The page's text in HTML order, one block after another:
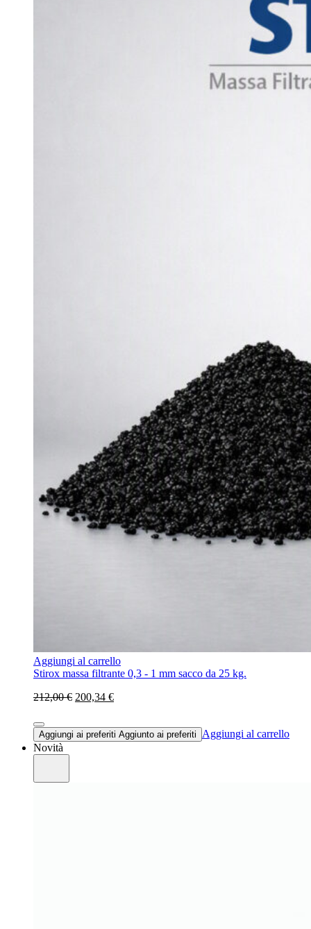
Aggiungi al carrello
Stirox massa filtrante 0,3 - 1 mm sacco da 25 kg.
212,00 € 200,34 €
Aggiungi ai preferiti Aggiunto ai preferiti
Aggiungi al carrello
Novità